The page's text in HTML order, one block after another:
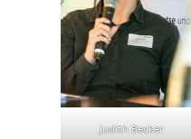
Judith Becker